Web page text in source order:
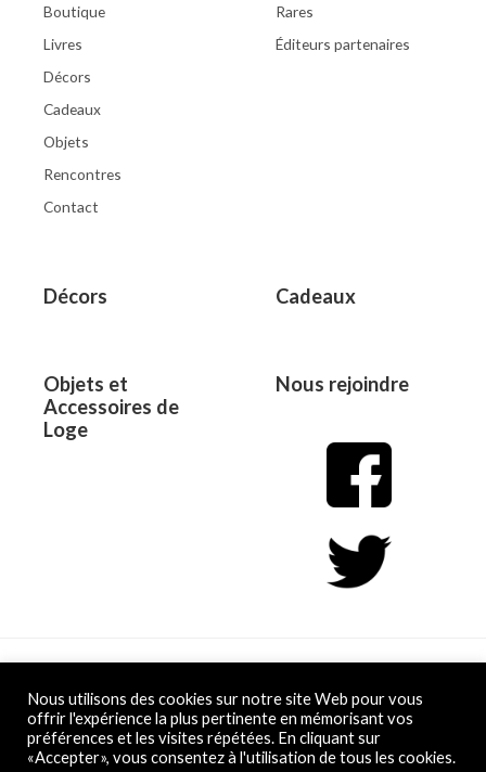
Boutique
Livres
Décors
Cadeaux
Objets
Rencontres
Contact
Rares
Éditeurs partenaires
Décors Cadeaux
Objets et
Accessoires de
Loge
Nous rejoindre
Copyright © 2026 L&D
Powered by L&D
Nous utilisons des cookies sur notre site Web pour vous
offrir l'expérience la plus pertinente en mémorisant vos
préférences et les visites répétées. En cliquant sur
«Accepter», vous consentez à l'utilisation de tous les cookies.